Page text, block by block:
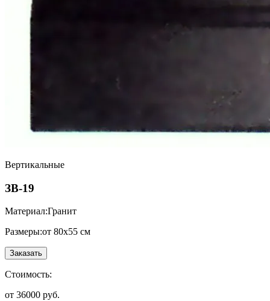
Вертикальные
ЗВ-19
Материал:Гранит
Размеры:от 80х55 см
Заказать
Стоимость:
от 36000 руб.